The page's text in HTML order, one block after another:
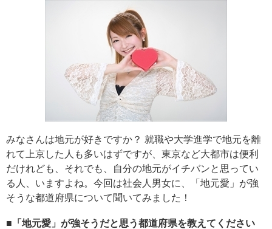
みなさんは地元が好きですか？ 就職や大学進学で地元を離
れて上京した人も多いはずですが、東京など大都市は便利
だけれども、それでも、自分の地元がイチバンと思ってい
る人、いますよね。今回は社会人男女に、「地元愛」が強
そうな都道府県について聞いてみました！
■「地元愛」が強そうだと思う都道府県を教えてください